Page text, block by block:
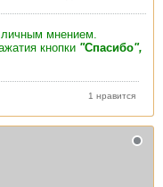
мнением.
кнопки "Спасибо",
1 нравится